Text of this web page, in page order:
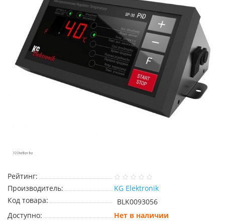
Рейтинг:
Производитель:
KG Elektronik
Код товара:
BLK0093056
Доступно:
Нет в наличии